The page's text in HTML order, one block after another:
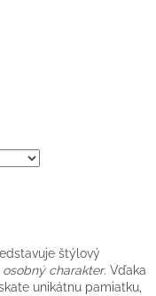
štýlový
osobný charakter. Vďaka
unikátnu pamiatku,